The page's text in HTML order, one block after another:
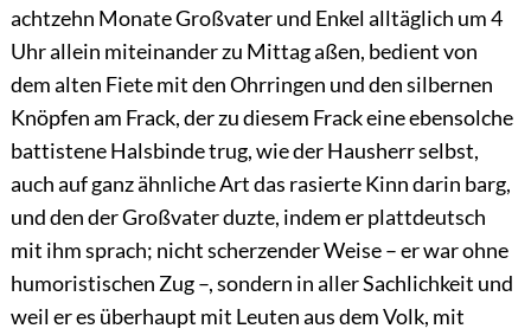
achtzehn Monate Großvater und Enkelalltäglich um 4
Uhr allein miteinander zu Mittag aßen, bedient von
dem alten Fiete mit den Ohrringen und den silbernen
Knöpfen am Frack, der zu diesem Frack eine ebensolche
battistene Halsbinde trug, wie der Hausherr selbst,
auch auf ganz ähnliche Art das rasierte Kinn darin barg,
und den der Großvater duzte, indem er plattdeutsch
mit ihm sprach; nicht scherzender Weise – er war ohne
humoristischen Zug –, sondern in aller Sachlichkeit und
weil er es überhaupt mit Leuten aus dem Volk, mit